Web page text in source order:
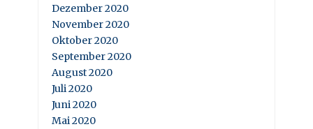
Dezember 2020
November 2020
Oktober 2020
September 2020
August 2020
Juli 2020
Juni 2020
Mai 2020